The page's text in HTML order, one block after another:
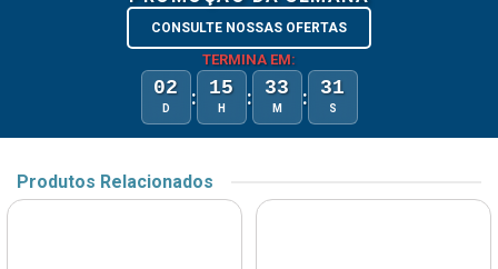
CONSULTE NOSSAS OFERTAS
TERMINA EM:
02
D : 15
H : 33
M : 31
S
Produtos Relacionados